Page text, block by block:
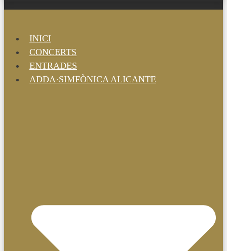
INICI
CONCERTS
ENTRADES
ADDA·SIMFÒNICA ALICANTE